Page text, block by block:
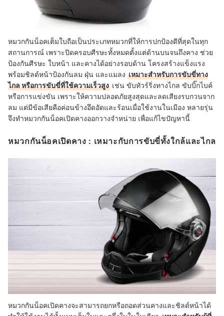
หมวกกันน็อคเต็มใบถือเป็นประเภทหมวกที่ให้การปกป้องดีที่สุดในทุก
สถานการณ์ เพราะปิดครอบศีรษะทั้งหมดตั้งแต่ด้านบนจนถึงคาง ช่วย
ป้องกันศีรษะ ใบหน้า และคางได้อย่างรอบด้าน โครงสร้างแข็งแรง
พร้อมชิลด์หน้าป้องกันลม ฝุ่น และแมลง เหมาะสำหรับการขับขี่ทาง
ไกล หรือการขับขี่ที่ใช้ความเร็วสูง เช่น ขับทัวร์ริ่งทางไกล ขับบิ๊กไบค์
หรือการแข่งขัน เพราะให้ความปลอดภัยสูงสุดและลดเสียงรบกวนจาก
ลม แต่มีข้อเสียคือค่อนข้างอึดอัดและร้อนเมื่อใช้งานในเมือง หลายรุ่น
จึงทำหมวกกันน็อคเปิดคางออกวางจำหน่าย เพื่อแก้ไขปัญหานี้
หมวกกันน็อคเปิดคาง : เหมาะกับการขับขี่ทั้งใกล้และไกล
หมวกกันน็อคเปิดคางจะสามารถยกหรือถอดส่วนคางและชิลด์หน้าได้